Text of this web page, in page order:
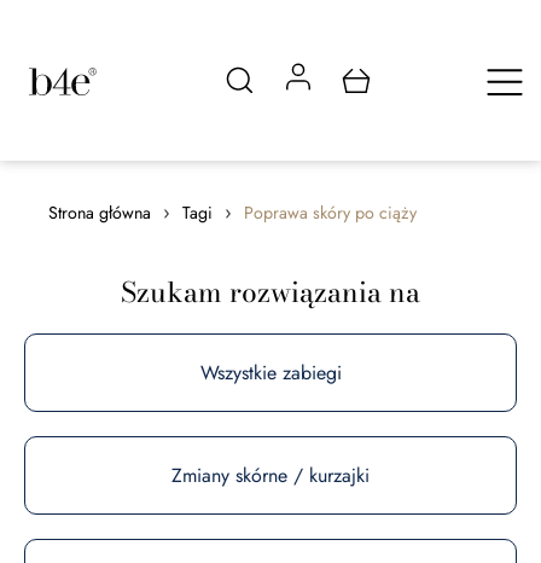
Strona główna › Tagi › Poprawa skóry po ciąży
Szukam rozwiązania na
Wszystkie zabiegi
Zmiany skórne / kurzajki